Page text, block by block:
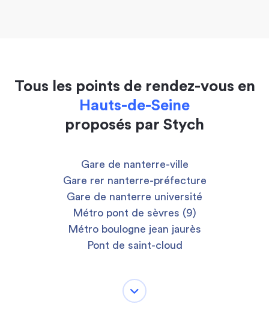
Tous les points de rendez-vous en
Hauts-de-Seine
proposés par Stych
Gare de nanterre-ville
Gare rer nanterre-préfecture
Gare de nanterre université
Métro pont de sèvres (9)
Métro boulogne jean jaurès
Pont de saint-cloud